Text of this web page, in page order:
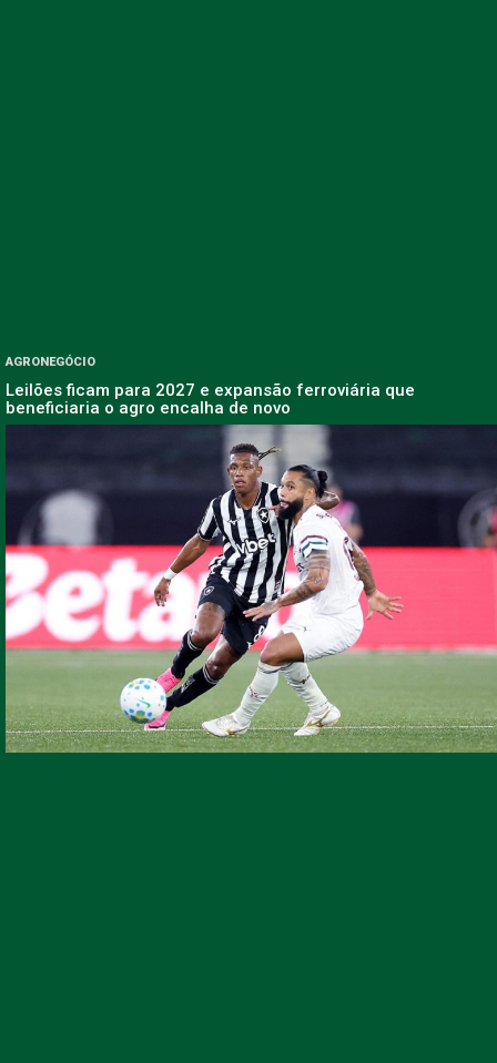
AGRONEGÓCIO
Leilões ficam para 2027 e expansão ferroviária que
beneficiaria o agro encalha de novo